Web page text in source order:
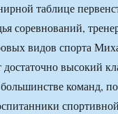
таблице
соревнований,
видов спорта
достаточно высокий
команд,